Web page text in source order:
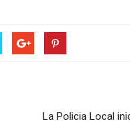
La Policia Local